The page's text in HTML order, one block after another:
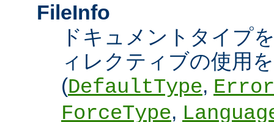
FileInfo
ドキュメントタイプ
ィレクティブの使用
(DefaultType,
ForceType,